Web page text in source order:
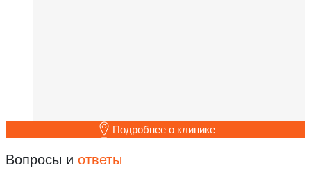
Подробнее о клинике
Вопросы и ответы